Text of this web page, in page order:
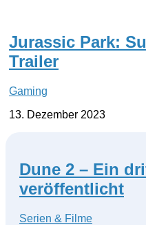
Jurassic Park:
Trailer
Gaming
13. Dezember 2023
Dune 2 – Ein
veröffentlicht
Serien & Filme